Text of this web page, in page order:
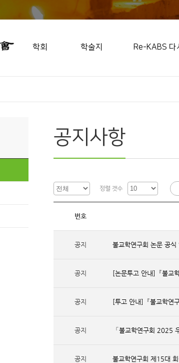
학회 학술지 Re-KABS 다
공지사항
정렬 갯수
번호
공지 불교학연구회 논문 공식
공지 [논문투고 안내]『불교
공지
공지 「불교학연구회 2025
공지 불교학연구회 제15대